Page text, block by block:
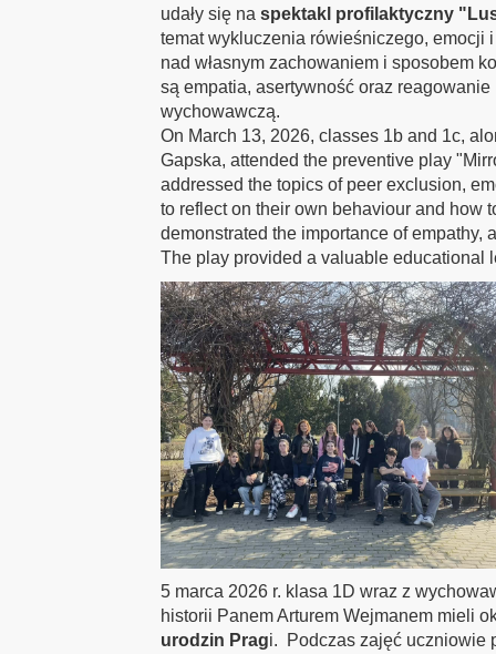
udały się na spektakl profilaktyczny
temat wykluczenia rówieśniczego, emocji
nad własnym zachowaniem i sposobem
są empatia, asertywność oraz
wychowawczą.
On March 13, 2026, classes 1b and 1c,
Gapska, attended the preventive play
addressed the topics of peer exclusion,
to reflect on their own behaviour and how
demonstrated the importance of empathy,
The play provided a valuable educational
5 marca 2026 r. klasa 1D wraz z
historii Panem Arturem Wejmanem mieli
urodzin Pragi. Podczas zajęć uczniowie